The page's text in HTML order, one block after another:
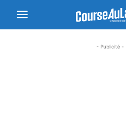
- Publicité -